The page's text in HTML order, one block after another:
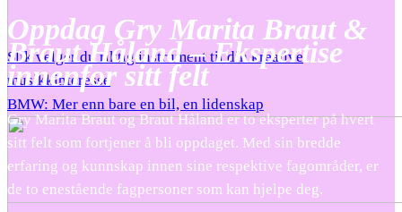
Slik velger du riktig instrument til din kreative
musikkinteresse
BMW: Mer enn bare en bil, en lidenskap
Oppdag Gry Marita Braut &
Braut Håland – Ekspertise
innenfor sitt felt
Gry Marita Braut og Braut Håland er to eksperter på hvert
sitt felt som fortjener å bli oppdaget. Med sin bredde
erfaring og kunnskap innen sine respektive fagområder, er
de to enestående fagpersoner som kan hjelpe deg.